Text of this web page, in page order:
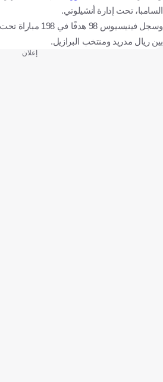
السامبا، تحت إدارة أنشيلوتي.
وسجل فينيسيوس 98
بين ريال مدريد ومنتخب البرازيل.
إعلان